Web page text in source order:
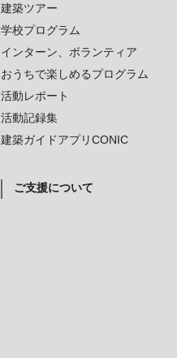
建築ツアー
学校プログラム
インターン、ボランティア
おうちで楽しめるプログラム
活動レポート
活動記録集
建築ガイドアプリCONIC
ご支援について